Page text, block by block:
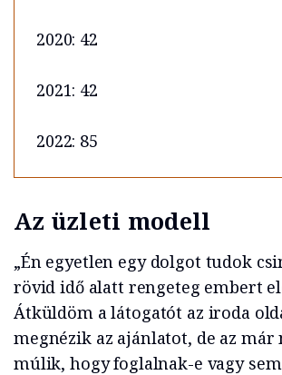
2020: 42
2021: 42
2022: 85
Az üzleti modell
„Én egyetlen egy dolgot tudok
rövid idő alatt rengeteg embert
Átküldöm a látogatót az iroda
megnézik az ajánlatot, de az
múlik, hogy foglalnak-e vagy